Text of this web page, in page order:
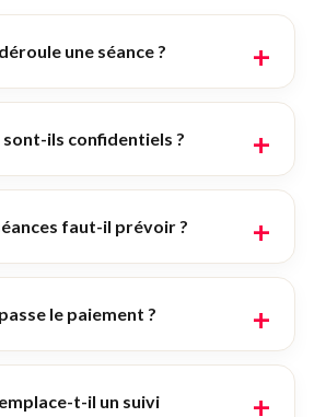
une séance ?
sont-ils confidentiels ?
faut-il prévoir ?
le paiement ?
t-il un suivi